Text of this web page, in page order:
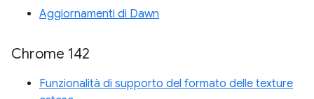
Aggiornamenti di Dawn
Chrome 142
Funzionalità di supporto del formato delle texture